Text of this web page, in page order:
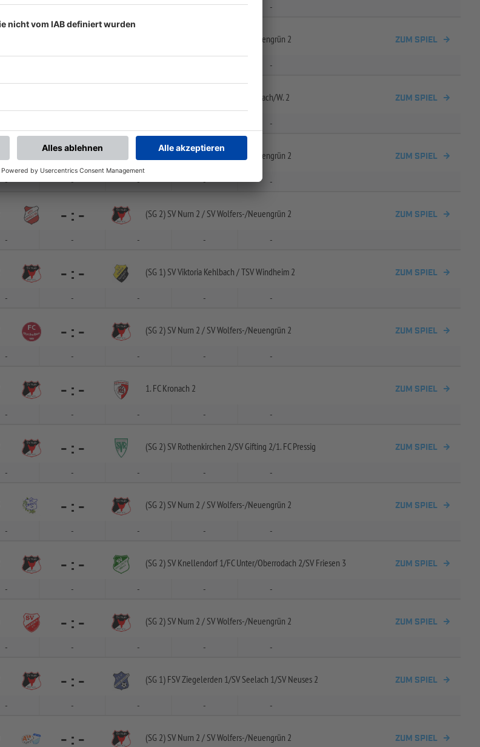
- - - - -
Neuengrün 2 ZUM SPIEL
-
SC Steinbach/W. 2 ZUM SPIEL
-
-:- (SG 2) SV Nurn 2 / SV Wolfers- / Neuengrün 2 ZUM SPIEL
- - - - -
- : - (SG 2) SV Nurn 2 / SV Wolfers-/Neuengrün 2 ZUM SPIEL
- - - - -
- : - (SG 1) SV Viktoria Kehlbach /TSV Windheim 2 ZUM SPIEL
- - - - -
- : - (SG 2) SV Nurn 2 / SV Wolfers-/Neuengrün 2 ZUM SPIEL
- - - - -
- : - 1. FC Kronach 2 ZUM SPIEL
- - - - -
- : - (SG 2) SV Rothenkirchen 2/SV Gifting 2/1. FC Pressig ZUM SPIEL
- - - - -
- : - (SG 2) SV Nurn 2 / SV Wolfers-/Neuengrün 2 ZUM SPIEL
- - - - -
- : - (SG 2) SV Knellendorf 1/FC Unter/Oberrodach 2/SV Friesen 3 ZUM SPIEL
- - - - -
- : - (SG 2) SV Nurn 2 / SV Wolfers-/Neuengrün 2 ZUM SPIEL
- - - - -
- : - (SG 1) FSV Ziegelerden 1/SV Seelach 1/SV Neuses 2 ZUM SPIEL
- - - - -
- : - (SG 2) SV Nurn 2 / SV Wolfers-/Neuengrün 2 ZUM SPIEL